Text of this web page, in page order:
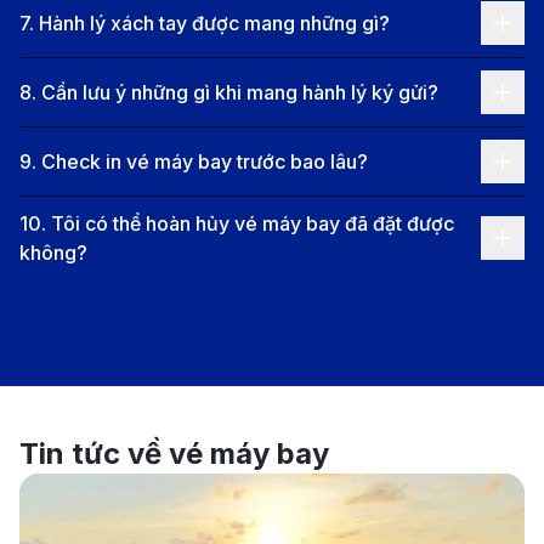
Săn vé máy bay từ Thâm Quyến đến Hà Nội dễ dàng
với 190 Booking.
Các hãng hàng không khai thác
chuyến bay từThâm Quyến đi Hà
Nội
XiamenAir khai thác với tần suất mỗi ngày. Đây là một
trong những tuyến bay phổ biến nhất giữa Trung
Quốc và Việt Nam. Thời gian bay thẳng trung bình từ
7. Hành lý xách tay được mang những gì?
8. Cần lưu ý những gì khi mang hành lý ký gửi?
9. Check in vé máy bay trước bao lâu?
10. Tôi có thể hoàn hủy vé máy bay đã đặt được
không?
Tin tức về vé máy bay